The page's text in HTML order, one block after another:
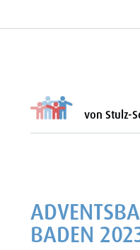
von Stulz-
BADEN